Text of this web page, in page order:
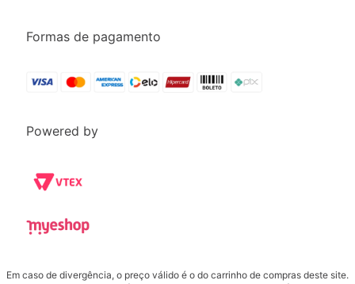
Formas de pagamento
Powered by
Em caso de divergência, o preço válido é o do carrinho de compras deste site.